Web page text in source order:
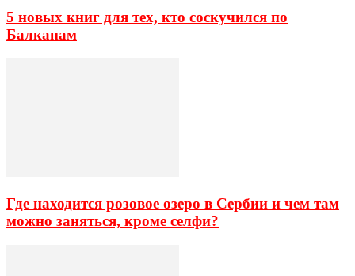
5 новых книг для тех, кто соскучился по
Балканам
Где находится розовое озеро в Сербии и чем там
можно заняться, кроме селфи?